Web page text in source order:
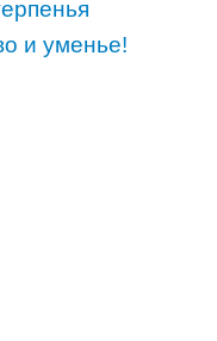
и уменье!